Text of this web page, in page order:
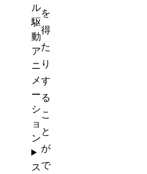
を
得
た
り
す
る
こ
と
が
で
ル
駆
動
ア
ニ
メ
ー
シ
ョ
ン
ス